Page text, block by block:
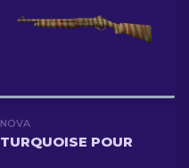
NOVA
TURQUOISE POUR